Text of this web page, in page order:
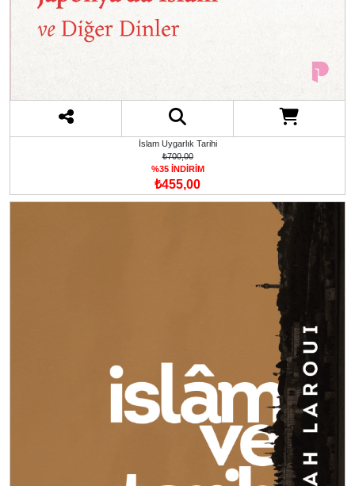
İslam Uygarlık Tarihi
₺700,00
%35 İNDİRİM
₺455,00